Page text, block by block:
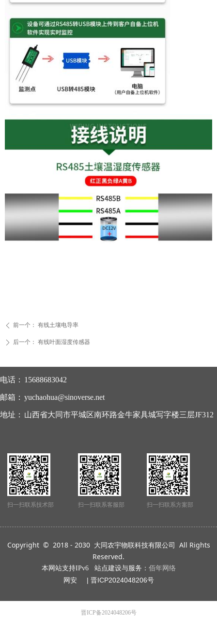
ꄴ 前一个： 有线土壤电导率
ꄲ 后一个： 有线叶面湿度传感器
电话： 15688683042
邮箱： yuchaohua@sinoverse.net
地址： 山西省大同市平城区南环路金牛家具城写字楼三层JF312
扫一扫联系技术部 扫一扫联系客服部 扫一扫联系方案部
Copyright © 2018 - 2030 大同农宇物联科技有限公司 All Rights
Reserved.
本网站支持IPv6 站点建设与服务： 佰年网络
网安 | 晋ICP2024048206号
晋ICP备2024048206号